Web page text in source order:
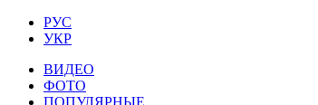
РУС
УКР
ВИДЕО
ФОТО
ПОПУЛЯРНЫЕ